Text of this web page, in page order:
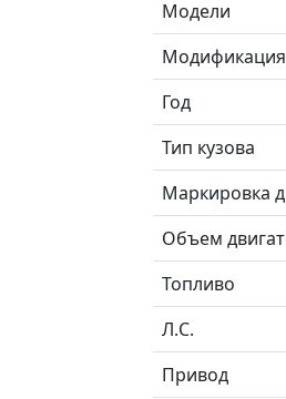
Модели
Модификация
Год
Тип кузова
Маркировка
Объем
Топливо
Л.C.
Привод